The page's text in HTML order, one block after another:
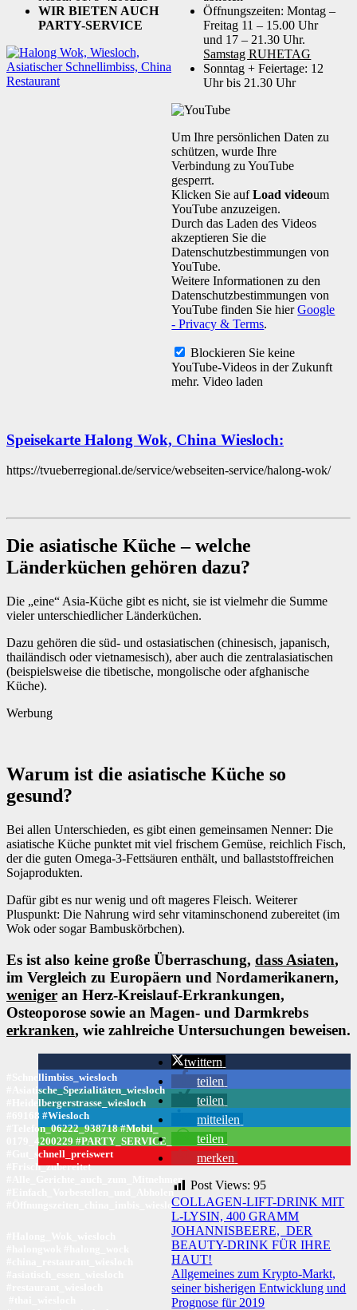
WIR BIETEN AUCH
PARTY-SERVICE
Öffnungszeiten: Montag –
Freitag 11 – 15.00 Uhr
und 17 – 21.30 Uhr.
Samstag RUHETAG
Sonntag + Feiertage: 12
Uhr bis 21.30 Uhr
Um Ihre persönlichen Daten zu
schützen, wurde Ihre
Verbindung zu YouTube
gesperrt.
Klicken Sie aufLoad videoum
YouTube anzuzeigen.
Durch das Laden des Videos
akzeptieren Sie die
Datenschutzbestimmungen von
YouTube.
Weitere Informationen zu den
Datenschutzbestimmungen von
YouTube finden Sie hierGoogle
- Privacy & Terms.
Blockieren Sie keine
YouTube-Videos in der Zukunft
mehr. Video laden
Speisekarte Halong Wok, China Wiesloch:
https://tvueberregional.de/service/webseiten-service/halong-wok/
Die asiatische Küche – welche
Länderküchen gehören dazu?
Die „eine“ Asia-Küche gibt es nicht, sie ist vielmehr die Summe
vieler unterschiedlicher Länderküchen.
Dazu gehören die süd- und ostasiatischen (chinesisch, japanisch,
thailändisch oder vietnamesisch), aber auch die zentralasiatischen
(beispielsweise die tibetische, mongolische oder afghanische
Küche).
Werbung
Warum ist die asiatische Küche so
gesund?
Bei allen Unterschieden, es gibt einen gemeinsamen Nenner: Die
asiatische Küche punktet mit viel frischem Gemüse, reichlich Fisch,
der die guten Omega-3-Fettsäuren enthält, und ballaststoffreichen
Sojaprodukten.
Dafür gibt es nur wenig und oft mageres Fleisch. Weiterer
Pluspunkt: Die Nahrung wird sehr vitaminschonend zubereitet (im
Wok oder sogar Bambuskörbchen).
Es ist also keine große Überraschung, dass Asiaten,
im Vergleich zu Europäern und Nordamerikanern,
weniger an Herz-Kreislauf-Erkrankungen,
Osteoporose sowie an Magen- und Darmkrebs
erkranken, wie zahlreiche Untersuchungen beweisen.
#Schnellimbiss_wiesloch
#Asiatische_Spezialitäten_wiesloch
#Heidelbergerstrasse_wiesloch
#69168 #Wiesloch
#Telefon_06222_938718 #Mobil_
0179_4200229 #PARTY_SERVICE_wiesloch
Gut_schnell_preiswert
#Frisch_zubereitet
#Alle_Gerichte_auch_zum_Mitnehmen
#Öffnungszeiten_china_imbis_wiesloch
twittern
teilen
teilen
mitteilen
teilen
merken
Post Views: 95
COLLAGEN-LIFT-DRINK MIT
L-LYSIN, 400 GRAMM
JOHANNISBEERE, DER
BEAUTY-DRINK FÜR IHRE
HAUT!
Allgemeines zum Krypto-Markt,
seiner bisherigen Entwicklung und
Prognose für 2019